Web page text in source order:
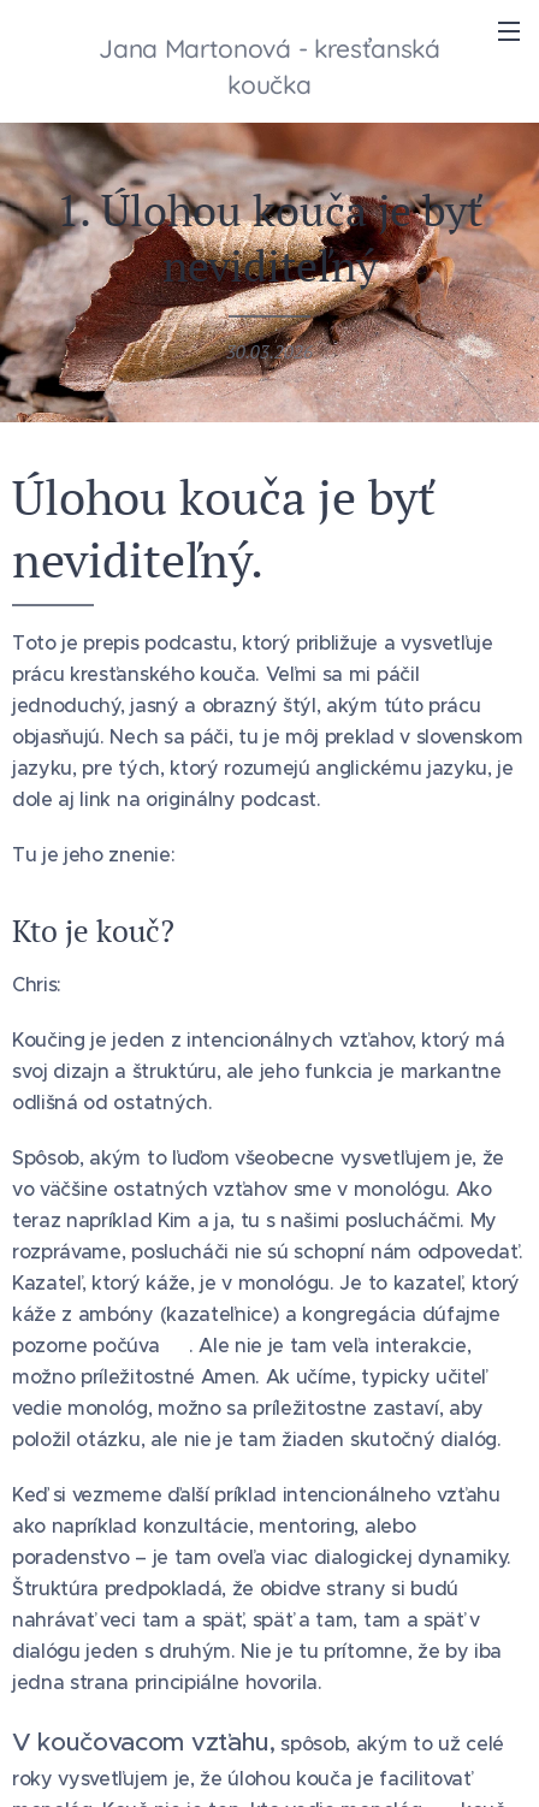
Jana Martonová - kresťanská
koučka
1. Úlohou kouča je byť
neviditeľný
30.03.2026
Úlohou kouča je byť
neviditeľný.
Toto je prepis podcastu, ktorý približuje a vysvetľuje
prácu kresťanského kouča. Veľmi sa mi páčil
jednoduchý, jasný a obrazný štýl, akým túto prácu
objasňujú. Nech sa páči, tu je môj preklad v slovenskom
jazyku, pre tých, ktorý rozumejú anglickému jazyku, je
dole aj link na originálny podcast.
Tu je jeho znenie:
Kto je kouč?
Chris:
Koučing je jeden z intencionálnych vzťahov, ktorý má
svoj dizajn a štruktúru, ale jeho funkcia je markantne
odlišná od ostatných.
Spôsob, akým to ľuďom všeobecne vysvetľujem je, že
vo väčšine ostatných vzťahov sme v monológu. Ako
teraz napríklad Kim a ja, tu s našimi poslucháčmi. My
rozprávame, poslucháči nie sú schopní nám odpovedať.
Kazateľ, ktorý káže, je v monológu. Je to kazateľ, ktorý
káže z ambóny (kazateľnice) a kongregácia dúfajme
pozorne počúva 😉. Ale nie je tam veľa interakcie,
možno príležitostné Amen. Ak učíme, typicky učiteľ
vedie monológ, možno sa príležitostne zastaví, aby
položil otázku, ale nie je tam žiaden skutočný dialóg.
Keď si vezmeme ďalší príklad intencionálneho vzťahu
ako napríklad konzultácie, mentoring, alebo
poradenstvo – je tam oveľa viac dialogickej dynamiky.
Štruktúra predpokladá, že obidve strany si budú
nahrávať veci tam a späť, späť a tam, tam a späť v
dialógu jeden s druhým. Nie je tu prítomne, že by iba
jedna strana principiálne hovorila.
V koučovacom vzťahu, spôsob, akým to už celé
roky vysvetľujem je, že úlohou kouča je facilitovať